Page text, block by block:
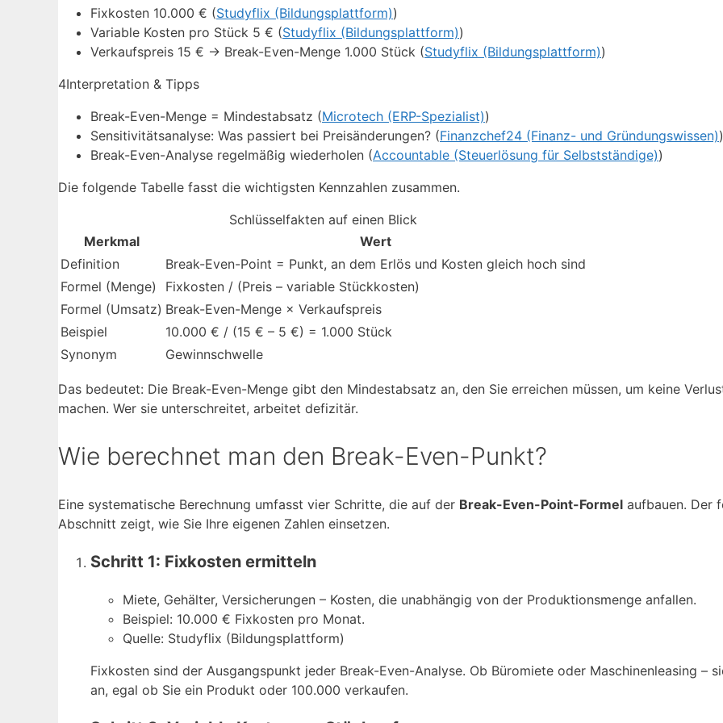
Fixkosten 10.000 € (Studyflix (Bildungsplattform))
Variable Kosten pro Stück 5 € (Studyflix (Bildungsplattform))
Verkaufspreis 15 € → Break-Even-Menge 1.000 Stück (Studyflix (Bildungsplattform))
4Interpretation & Tipps
Break-Even-Menge = Mindestabsatz (Microtech (ERP-Spezialist))
Sensitivitätsanalyse: Was passiert bei Preisänderungen? (Finanzchef24 (Finanz- und Gründungswissen))
Break-Even-Analyse regelmäßig wiederholen (Accountable (Steuerlösung für Selbstständige))
Die folgende Tabelle fasst die wichtigsten Kennzahlen zusammen.
Schlüsselfakten auf einen Blick
Merkmal
Wert
Definition
Break-Even-Point = Punkt, an dem Erlös und Kosten gleich hoch sind
Formel (Menge)
Fixkosten / (Preis – variable Stückkosten)
Formel (Umsatz) Break-Even-Menge × Verkaufspreis
Beispiel
10.000 € / (15 € – 5 €) = 1.000 Stück
Synonym
Gewinnschwelle
Das bedeutet: Die Break-Even-Menge gibt den Mindestabsatz an, den Sie erreichen müssen, um keine
machen. Wer sie unterschreitet, arbeitet defizitär.
Wie berechnet man den Break-Even-Punkt?
Eine systematische Berechnung umfasst vier Schritte, die auf der Break-Even-Point-Formel aufbauen. Der
Abschnitt zeigt, wie Sie Ihre eigenen Zahlen einsetzen.
Schritt 1: Fixkosten ermitteln
Miete, Gehälter, Versicherungen – Kosten, die unabhängig von der Produktionsmenge anfallen.
Beispiel: 10.000 € Fixkosten pro Monat.
Quelle: Studyflix (Bildungsplattform)
Fixkosten sind der Ausgangspunkt jeder Break-Even-Analyse. Ob Büromiete oder Maschinenleasing –
an, egal ob Sie ein Produkt oder 100.000 verkaufen.